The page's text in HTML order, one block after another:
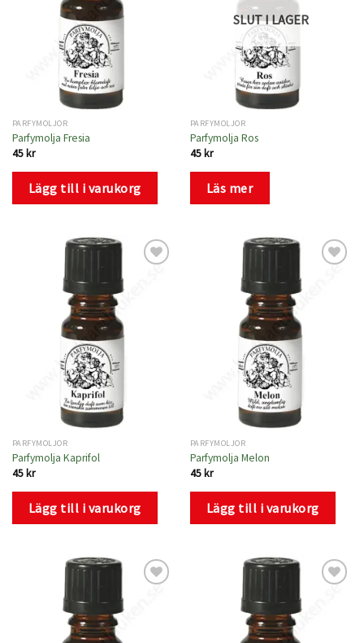
PARFYMOLJOR
Parfymolja Fresia
45 kr
Lägg till i varukorg
SLUT I LAGER
PARFYMOLJOR
Parfymolja Ros
45 kr
Läs mer
önskelistan
PARFYMOLJOR
Parfymolja Kaprifol
45 kr
Lägg till i varukorg
önskelistan
PARFYMOLJOR
Parfymolja Melon
45 kr
Lägg till i varukorg
önskelistan
önskelistan